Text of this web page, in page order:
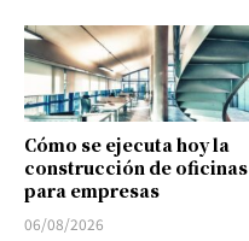
Cómo se ejecuta hoy la
construcción de oficinas
para empresas
06/08/2026